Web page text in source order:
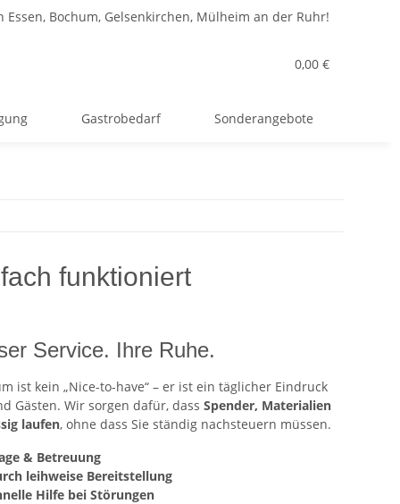
Bochum, Gelsenkirchen, Mülheim an der Ruhr!
0,00 €
Gastrobedarf Sonderangebote
funktioniert
Service. Ihre Ruhe.
ist kein „Nice-to-have“ – er ist ein täglicher Eindruck
Gästen. Wir sorgen dafür, dass Spender, Materialien
laufen, ohne dass Sie ständig nachsteuern müssen.
& Betreuung
leihweise Bereitstellung
Hilfe bei Störungen